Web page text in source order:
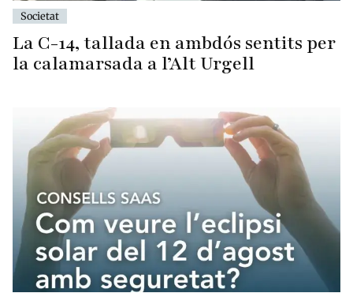
Societat
La C-14, tallada en ambdós sentits per
la calamarsada a l’Alt Urgell